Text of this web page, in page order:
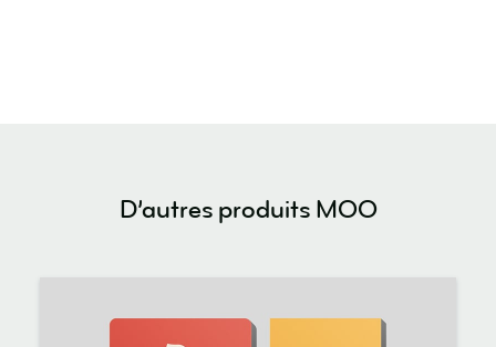
D’autres produits MOO